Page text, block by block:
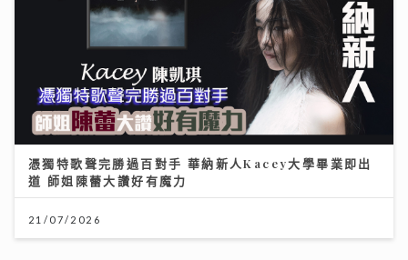
憑獨特歌聲完勝過百對手 華納新人Kacey大學畢業即出
道 師姐陳蕾大讚好有魔力
21/07/2026